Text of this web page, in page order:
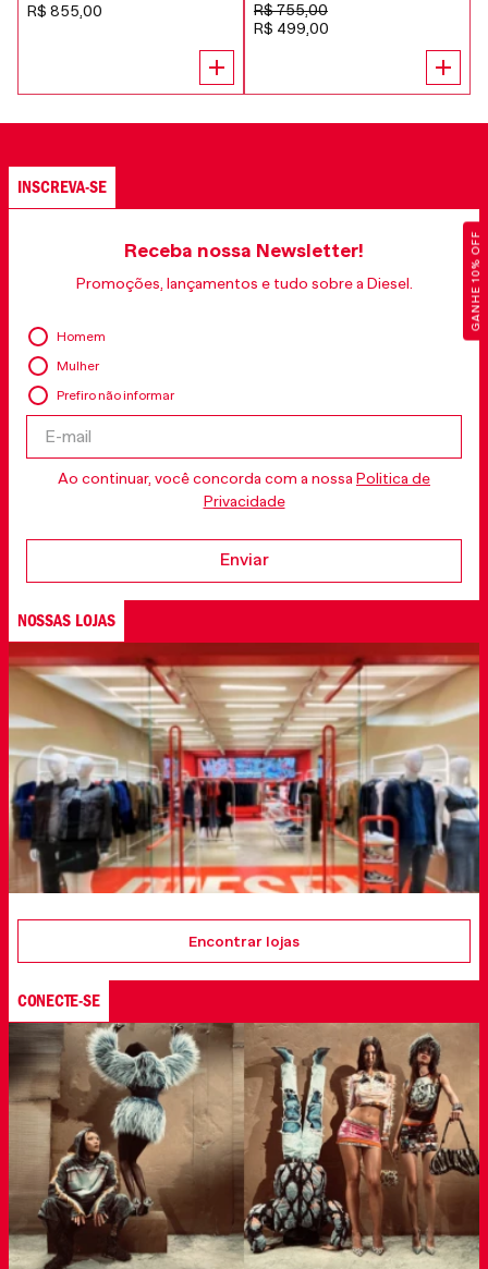
GANHE 10% OFF
R$ 855 00
R$755,00
R$ 499 00
INSCREVA-SE
Receba nossa Newsletter!
Promoções, lançamentos e tudo sobre a Diesel.
Homem
Mulher
Prefiro não informar
Ao continuar, você concorda com a nossa Politica de
Privacidade
Enviar
NOSSAS LOJAS
Encontrar lojas
CONECTE-SE